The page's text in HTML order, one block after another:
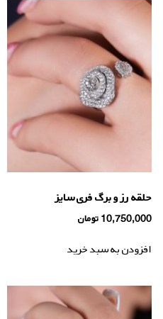
حلقه رز و برگ فری سایز
10,750,000 تومان
افزودن به سبد خرید